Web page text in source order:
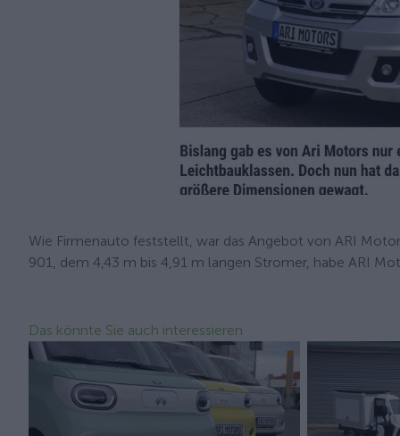
Wie Firmenauto feststellt, war das Angebot von ARI
901, dem 4,43 m bis 4,91 m langen Stromer, habe ARI
Das könnte Sie auch interessieren